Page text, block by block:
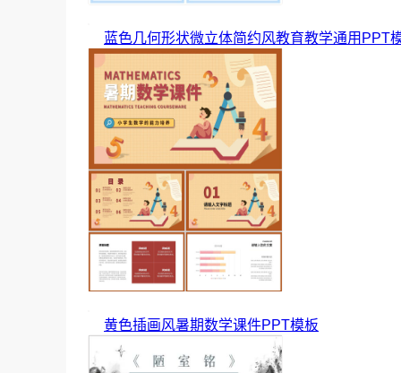
蓝色几何形状微立体简约风教育教学通用PPT
黄色插画风暑期数学课件PPT模板